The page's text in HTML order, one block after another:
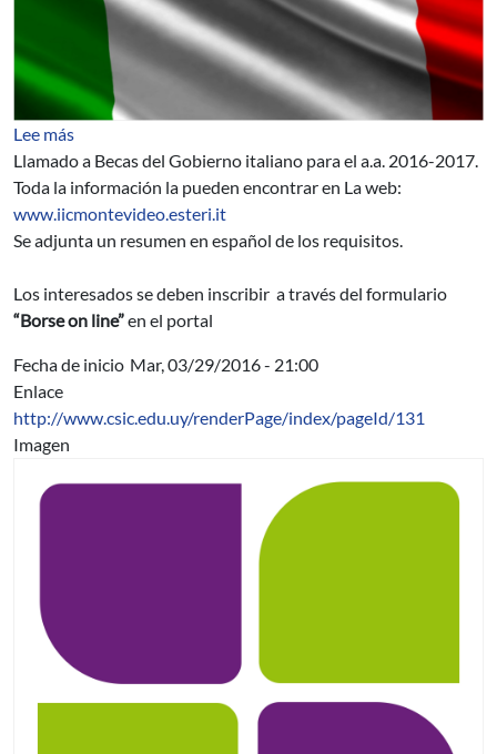
Lee mássobre Becas del Gobierno Italiano: Llamado para el
Llamado a Becas del Gobierno italiano para el a.a. 2016-2017.
Toda la información la pueden encontrar en La web:
www.iicmontevideo.esteri.it
Se adjunta un resumen en español de los requisitos.
Los interesados se deben inscribir a través del formulario
“Borse on line”en el portal
Fecha de inicio Mar, 03/29/2016 - 21:00
Enlace
http://www.csic.edu.uy/renderPage/index/pageId/131
Imagen